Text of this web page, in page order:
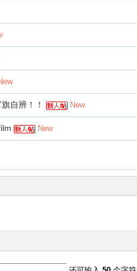
自辨！！ New
New